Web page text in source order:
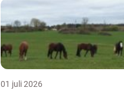
01 juli 2026